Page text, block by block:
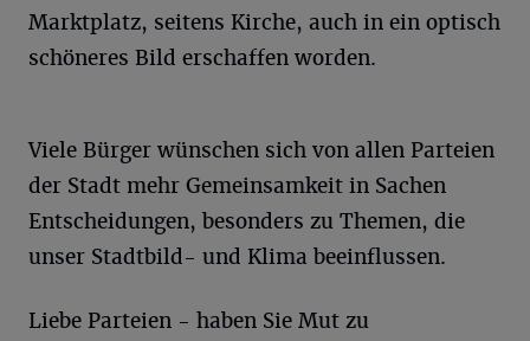
Marktplatz, seitens Kirche, auch in ein optisch
schöneres Bild erschaffen worden.
Viele Bürger wünschen sich von allen Parteien
der Stadt mehr Gemeinsamkeit in Sachen
Entscheidungen, besonders zu Themen, die
unser Stadtbild- und Klima beeinflussen.
Liebe Parteien - haben Sie Mut zu